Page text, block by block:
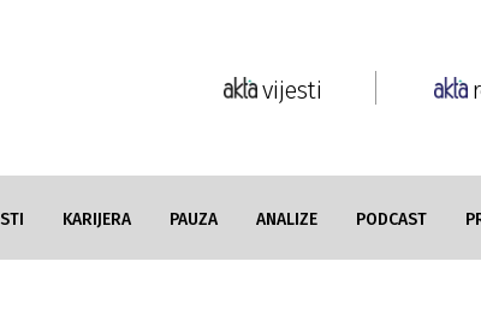
vijesti
KARIJERA PAUZA ANALIZE PODCAST